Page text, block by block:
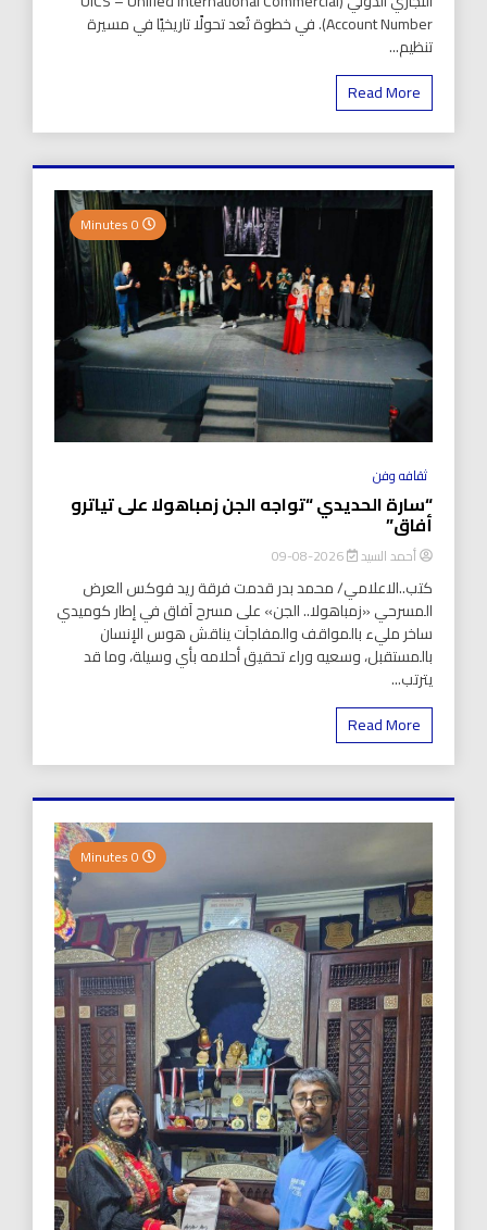
Account Number). في خطوة تُعد تحولًا تاريخيًا في مسيرة
تنظيم...
Read More
ثقافه وفن
“سارة الحديدي “تواجه الجن زمباهولا على تياترو
أفاق”
أحمد السيد 2026-08-09
كتب..الاعلامي/ محمد بدر قدمت فرقة ريد فوكس العرض
المسرحي «زمباهولا.. الجن» على مسرح آفاق في إطار كوميدي
ساخر مليء بالمواقف والمفاجآت يناقش هوس الإنسان
بالمستقبل، وسعيه وراء تحقيق أحلامه بأي وسيلة، وما قد
يترتب...
Read More